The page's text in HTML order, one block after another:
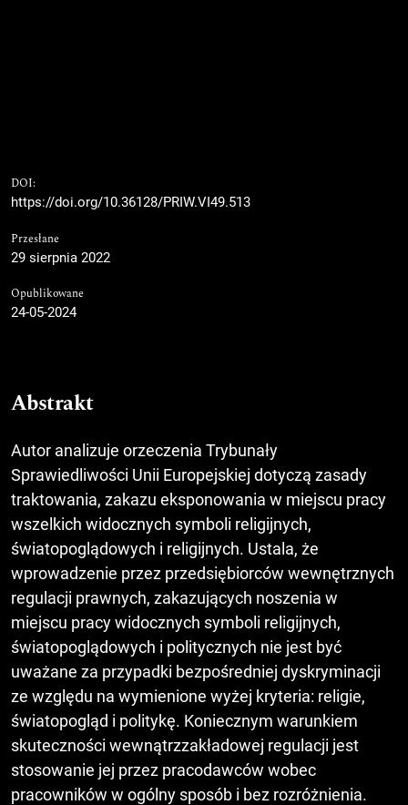
DOI:
https://doi.org/10.36128/PRIW.VI49.513
Przesłane
29 sierpnia 2022
Opublikowane
24-05-2024
Abstrakt
Autor analizuje orzeczenia Trybunały
Sprawiedliwości Unii Europejskiej dotyczą zasady
traktowania, zakazu eksponowania w miejscu pracy
wszelkich widocznych symboli religijnych,
światopoglądowych i religijnych. Ustala, że
wprowadzenie przez przedsiębiorców wewnętrznych
regulacji prawnych, zakazujących noszenia w
miejscu pracy widocznych symboli religijnych,
światopoglądowych i politycznych nie jest być
uważane za przypadki bezpośredniej dyskryminacji
ze względu na wymienione wyżej kryteria: religie,
światopogląd i politykę. Koniecznym warunkiem
skuteczności wewnątrzzakładowej regulacji jest
stosowanie jej przez pracodawców wobec
pracowników w ogólny sposób i bez rozróżnienia.